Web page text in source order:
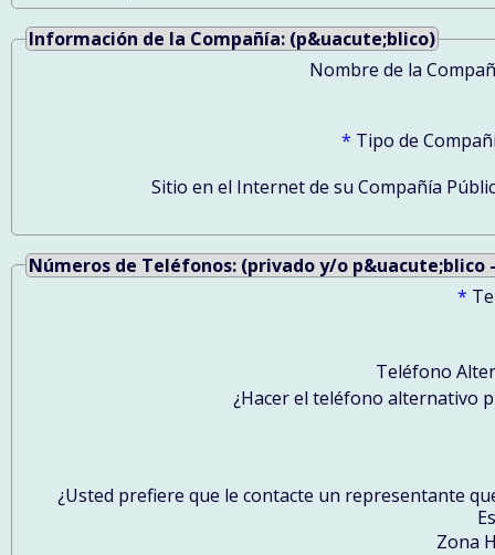
Información de la Compañía: (p&uacute;blico)
Nombre de la
* Tipo de
Sitio en el Internet de su Compañía
Números de Teléfonos: (privado y/o p&uacute;blico
*
Teléfono
¿Hacer el teléfono alternativo
¿Usted prefiere que le contacte un representante
Zona